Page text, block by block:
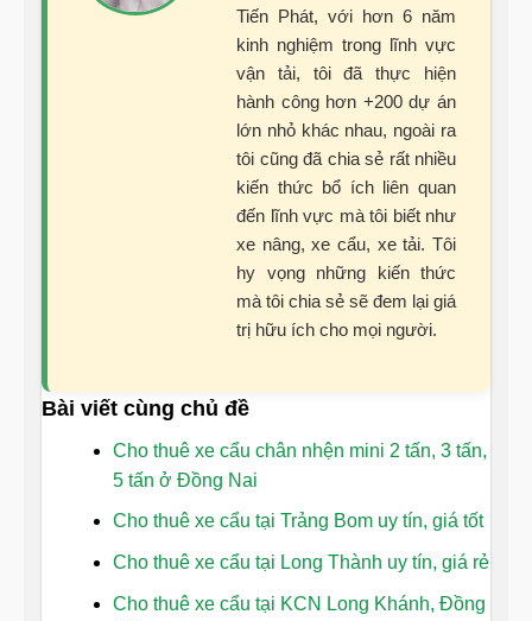
Tiến Phát, với hơn 6 năm
kinh nghiệm trong lĩnh vực
vận tải, tôi đã thực hiện
hành công hơn +200 dự án
lớn nhỏ khác nhau, ngoài ra
tôi cũng đã chia sẻ rất nhiều
kiến thức bổ ích liên quan
đến lĩnh vực mà tôi biết như
xe nâng, xe cẩu, xe tải. Tôi
hy vọng những kiến thức
mà tôi chia sẻ sẽ đem lại giá
trị hữu ích cho mọi người.
Bài viết cùng chủ đề
Cho thuê xe cẩu chân nhện mini 2 tấn, 3 tấn,
5 tấn ở Đồng Nai
Cho thuê xe cẩu tại Trảng Bom uy tín, giá tốt
Cho thuê xe cẩu tại Long Thành uy tín, giá rẻ
Cho thuê xe cẩu tại KCN Long Khánh, Đồng